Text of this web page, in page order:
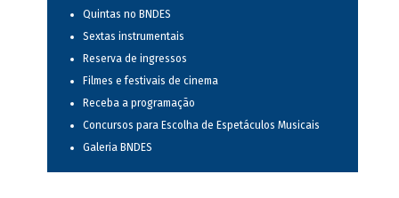
Quintas no BNDES
Sextas instrumentais
Reserva de ingressos
Filmes e festivais de cinema
Receba a programação
Concursos para Escolha de Espetáculos Musicais
Galeria BNDES